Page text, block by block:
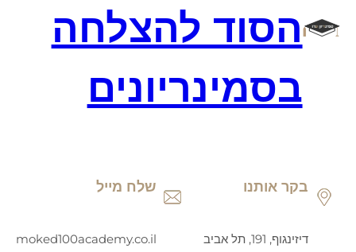
הסוד להצלחה
בסמינריונים
בקר אותנו
דיזינגוף, 191, תל אביב
שלח מייל
moked100academy.co.il